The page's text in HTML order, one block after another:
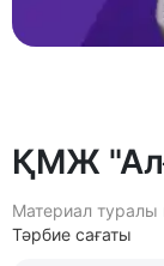
ҚМЖ
Материал туралы
Тәрбие сағаты